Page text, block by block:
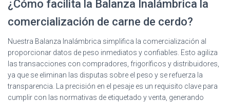
¿Cómo facilita la Balanza Inalámbrica la
comercialización de carne de cerdo?
Nuestra Balanza Inalámbrica simplifica la comercialización al
proporcionar datos de peso inmediatos y confiables. Esto agiliza
las transacciones con compradores, frigoríficos y distribuidores,
ya que se eliminan las disputas sobre el peso y se refuerza la
transparencia. La precisión en el pesaje es un requisito clave para
cumplir con las normativas de etiquetado y venta, generando